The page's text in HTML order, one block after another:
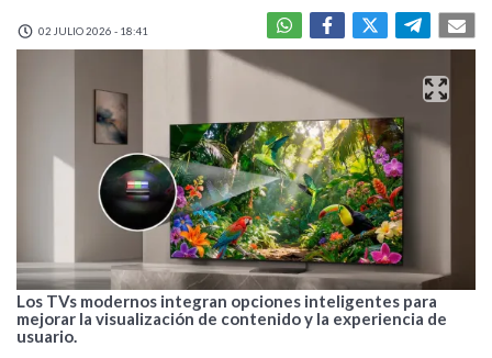
02 JULIO 2026 - 18:41
Los TVs modernos integran opciones inteligentes para
mejorar la visualización de contenido y la experiencia de
usuario.